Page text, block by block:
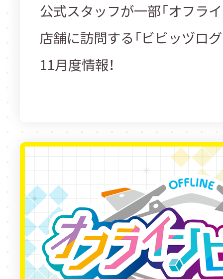
公式スタッフが一部「オフラ
店舗に訪問する「ビビッヅロ
11月度情報！